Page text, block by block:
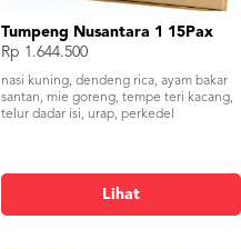
Tumpeng Nusantara 1 15Pax
Rp 1.644.500
nasi kuning, dendeng rica, ayam bakar
santan, mie goreng, tempe teri kacang,
telur dadar isi, urap, perkedel
Lihat